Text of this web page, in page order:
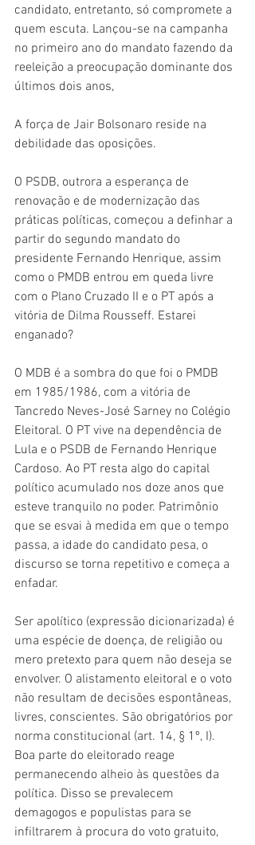
candidato, entretanto, só compromete a
quem escuta. Lançou-se na campanha
no primeiro ano do mandato fazendo da
reeleição a preocupação dominante dos
últimos dois anos,
A força de Jair Bolsonaro reside na
debilidade das oposições.
O PSDB, outrora a esperança de
renovação e de modernização das
práticas políticas, começou a definhar a
partir do segundo mandato do
presidente Fernando Henrique, assim
como o PMDB entrou em queda livre
com o Plano Cruzado II e o PT após a
vitória de Dilma Rousseff. Estarei
enganado?
O MDB é a sombra do que foi o PMDB
em 1985/1986, com a vitória de
Tancredo Neves-José Sarney no Colégio
Eleitoral. O PT vive na dependência de
Lula e o PSDB de Fernando Henrique
Cardoso. Ao PT resta algo do capital
político acumulado nos doze anos que
esteve tranquilo no poder. Patrimônio
que se esvai à medida em que o tempo
passa, a idade do candidato pesa, o
discurso se torna repetitivo e começa a
enfadar.
Ser apolítico (expressão dicionarizada) é
uma espécie de doença, de religião ou
mero pretexto para quem não deseja se
envolver. O alistamento eleitoral e o voto
não resultam de decisões espontâneas,
livres, conscientes. São obrigatórios por
norma constitucional (art. 14, § 1º, I).
Boa parte do eleitorado reage
permanecendo alheio às questões da
política. Disso se prevalecem
demagogos e populistas para se
infiltrarem à procura do voto gratuito,